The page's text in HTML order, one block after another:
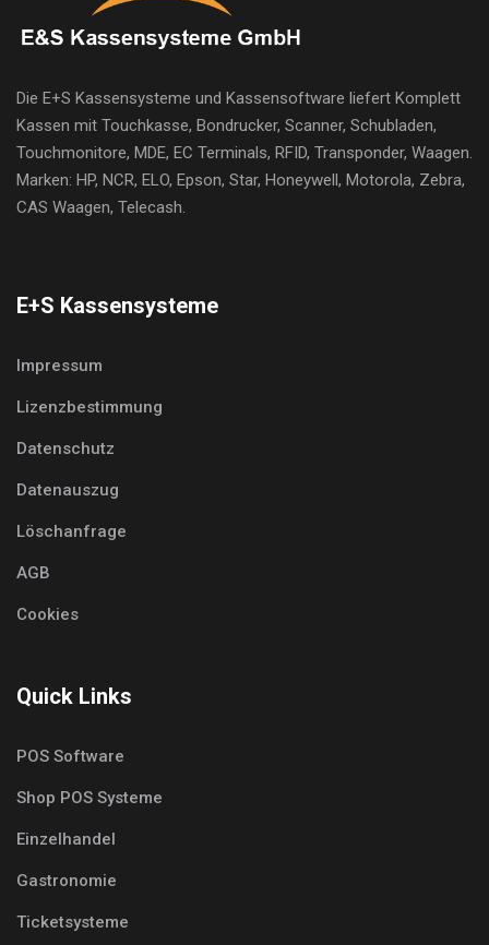
Die E+S Kassensysteme und Kassensoftware liefert Komplett
Kassen mit Touchkasse, Bondrucker, Scanner, Schubladen,
Touchmonitore, MDE, EC Terminals, RFID, Transponder, Waagen.
Marken: HP, NCR, ELO, Epson, Star, Honeywell, Motorola, Zebra,
CAS Waagen, Telecash.
E+S Kassensysteme
Impressum
Lizenzbestimmung
Datenschutz
Datenauszug
Löschanfrage
AGB
Cookies
Quick Links
POS Software
Shop POS Systeme
Einzelhandel
Gastronomie
Ticketsysteme